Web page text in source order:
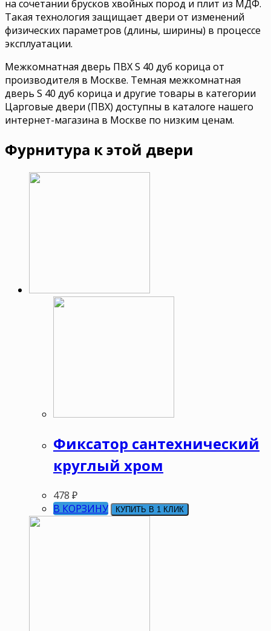
на сочетании брусков хвойных пород и плит из МДФ.
Такая технология защищает двери от изменений
физических параметров (длины, ширины) в процессе
эксплуатации.
Межкомнатная дверь ПВХ S 40 дуб корица от
производителя в Москве. Темная межкомнатная
дверь S 40 дуб корица и другие товары в категории
Царговые двери (ПВХ) доступны в каталоге нашего
интернет-магазина в Москве по низким ценам.
Фурнитура к этой двери
Фиксатор сантехнический
круглый хром
478 ₽
В КОРЗИНУ
КУПИТЬ В 1 КЛИК